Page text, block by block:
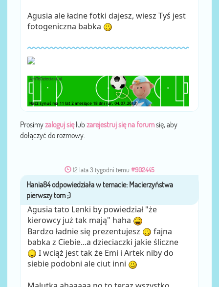
Agusia ale ładne fotki dajesz, wiesz Tyś jest
fotogeniczna babka
Prosimyzaloguj sięlub zarejestruj się na forumsię, aby
dołączyć do rozmowy.
12 lata 3 tygodni temu #902445
przezHania84
Agusia tato Lenki by powiedział "że
kierowcy już tak mają" haha
Bardzo ładnie się prezentujesz
fajna
babka z Ciebie...a dzieciaczki jakie śliczne
I wciąż jest tak że Emi i Artek niby do
siebie podobni ale ciut inni